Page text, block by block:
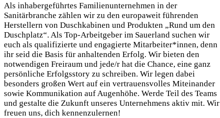
Als inhabergeführtes Familienunternehmen in der
Sanitärbranche zählen wir zu den europaweit führenden
Herstellern von Duschkabinen und Produkten „Rund um den
Duschplatz“. Als Top-Arbeitgeber im Sauerland suchen wir
euch als qualifizierte und engagierte Mitarbeiter*innen, denn
ihr seid die Basis für anhaltenden Erfolg. Wir bieten den
notwendigen Freiraum und jede/r hat die Chance, eine ganz
persönliche Erfolgsstory zu schreiben. Wir legen dabei
besonders großen Wert auf ein vertrauensvolles Miteinander
sowie Kommunikation auf Augenhöhe. Werde Teil des Teams
und gestalte die Zukunft unseres Unternehmens aktiv mit. Wir
freuen uns, dich kennenzulernen!